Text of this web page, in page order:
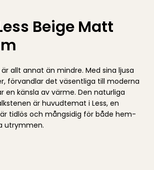
Beige Matt
allt annat än mindre. Med sina ljusa
förvandlar det väsentliga till moderna
en känsla av värme. Den naturliga
är huvudtemat i Less, en
tidlös och mångsidig för både hem-
utrymmen.